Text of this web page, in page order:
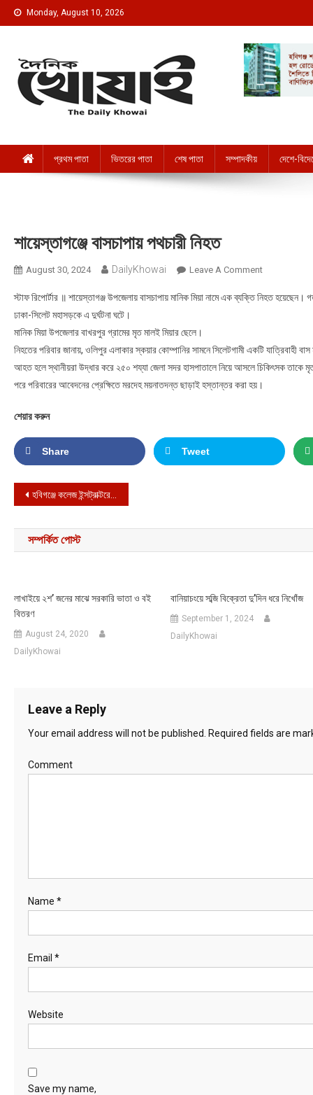
Skip to content
Monday, August 10, 2026
প্রথম পাতা ভিতরের পাতা শেষ পাতা সম্পাদকীয় দেশে-
শায়েস্তাগঞ্জে বাসচাপায় পথচারী নিহত
August 30, 2024 DailyKhowai Leave A CommentOn
স্টাফ রিপোর্টার ॥ শায়েস্তাগঞ্জ উপজেলায় বাসচাপায় মানিক মিয়া নামে এক ব্যক্তি নিহত
ঢাকা-সিলেট মহাসড়কে এ দুর্ঘটনা ঘটে।
মানিক মিয়া উপজেলার বাখরপুর গ্রামের মৃত মালই মিয়ার ছেলে।
নিহতের পরিবার জানায়, ওলিপুর এলাকার স্কয়ার কোম্পানির সামনে সিলেটগামী একটি যাত্রিবাহী
আহত হলে স্থানীয়রা উদ্ধার করে ২৫০ শয্যা জেলা সদর হাসপাতালে নিয়ে আসলে চিকিৎসক তাকে
পরে পরিবারের আবেদনের প্রেক্ষিতে মরদেহ ময়নাতদন্ত ছাড়াই হস্তান্তর করা হয়।
শেয়ার করুন
Share Tweet
Post navigation
হবিগঞ্জে কলেজ ইন্সট্রাক্টরের পদত্যাগ দাবি
সম্পর্কিত পোস্ট
লাখাইয়ে ২শ’ জনের মাঝে সরকারি ভাতা ও বই
বিতরণ
August 24, 2020
DailyKhowai
বানিয়াচংয়ে সব্জি বিক্রেতা দু’দিন ধরে নিখোঁজ
September 1, 2024
DailyKhowai
Leave a Reply
Your email address will not be published. Required fields are
Comment
Name *
Email *
Website
Save my name,